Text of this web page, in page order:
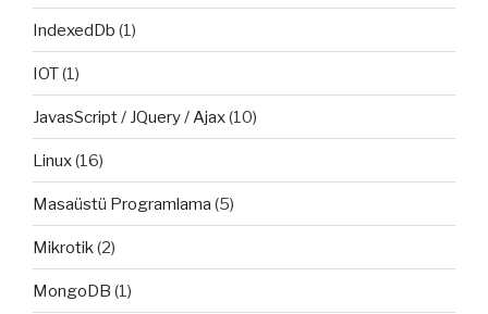
IndexedDb (1)
IOT(1)
JavasScript / JQuery / Ajax(10)
Linux(16)
Masaüstü Programlama (5)
Mikrotik(2)
MongoDB (1)